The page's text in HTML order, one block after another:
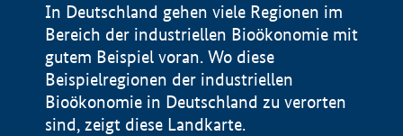
In Deutschland gehen viele Regionen im
Bereich der industriellen Bioökonomie mit
gutem Beispiel voran. Wo diese
Beispielregionen der industriellen
Bioökonomie in Deutschland zu verorten
sind, zeigt diese Landkarte.